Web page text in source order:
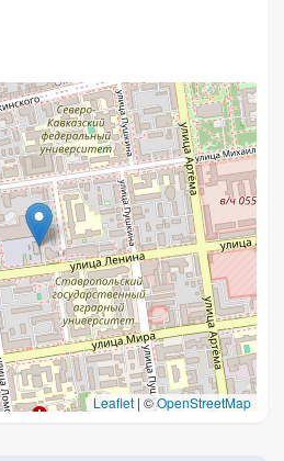
Leaflet | ©OpenStreetMap